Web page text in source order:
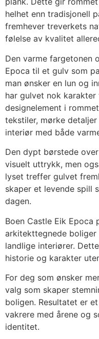
helhet enn tradisjonell
fremhever treverkets
følelse av kvalitet
Den varme fargetonen
Epoca til et gulv som
man ønsker en lun og
har gulvet nok
designelement i
tekstiler, mørke
interiør med både
Den dypt børstede
visuelt uttrykk, men
lyset treffer gulvet
skaper et levende spill
dagen.
Boen Castle Eik Epoca
arkitekttegnede boliger
landlige interiører.
historie og karakter
For deg som ønsker
valg som skaper
boligen. Resultatet er
vakrere med årene og
identitet.